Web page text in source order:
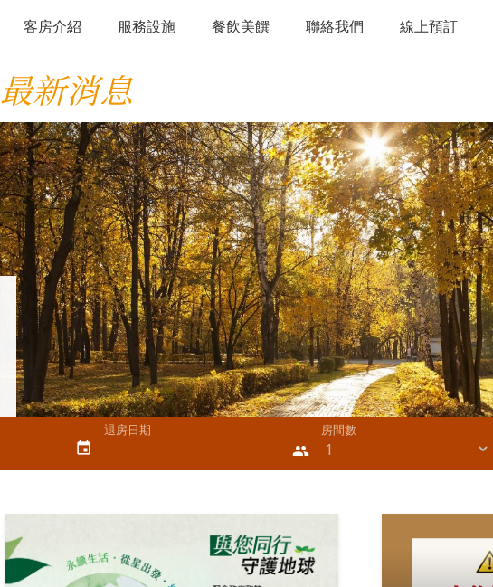
客房介紹 服務設施 餐飲美饌 聯絡我們 線上預訂
最新消息
退房日期
event
房間數
people